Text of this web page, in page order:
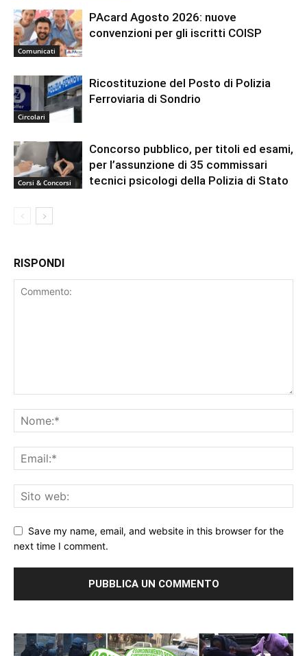
Comunicati
PAcard Agosto 2026: nuove
convenzioni per gli iscritti COISP
Circolari
Ricostituzione del Posto di Polizia
Ferroviaria di Sondrio
Corsi & Concorsi
Concorso pubblico, per titoli ed esami,
per l’assunzione di 35 commissari
tecnici psicologi della Polizia di Stato
RISPONDI
Save my name, email, and website in this browser for the
next time I comment.